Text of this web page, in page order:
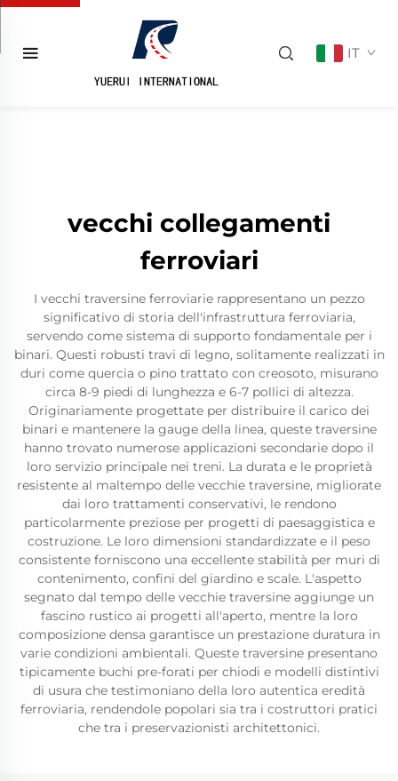
IT
vecchi collegamenti
ferroviari
I vecchi traversine ferroviarie rappresentano un pezzo
significativo di storia dell'infrastruttura ferroviaria,
servendo come sistema di supporto fondamentale per i
binari. Questi robusti travi di legno, solitamente realizzati in
duri come quercia o pino trattato con creosoto, misurano
circa 8-9 piedi di lunghezza e 6-7 pollici di altezza.
Originariamente progettate per distribuire il carico dei
binari e mantenere la gauge della linea, queste traversine
hanno trovato numerose applicazioni secondarie dopo il
loro servizio principale nei treni. La durata e le proprietà
resistente al maltempo delle vecchie traversine, migliorate
dai loro trattamenti conservativi, le rendono
particolarmente preziose per progetti di paesaggistica e
costruzione. Le loro dimensioni standardizzate e il peso
consistente forniscono una eccellente stabilità per muri di
contenimento, confini del giardino e scale. L'aspetto
segnato dal tempo delle vecchie traversine aggiunge un
fascino rustico ai progetti all'aperto, mentre la loro
composizione densa garantisce un prestazione duratura in
varie condizioni ambientali. Queste traversine presentano
tipicamente buchi pre-forati per chiodi e modelli distintivi
di usura che testimoniano della loro autentica eredità
ferroviaria, rendendole popolari sia tra i costruttori pratici
che tra i preservazionisti architettonici.